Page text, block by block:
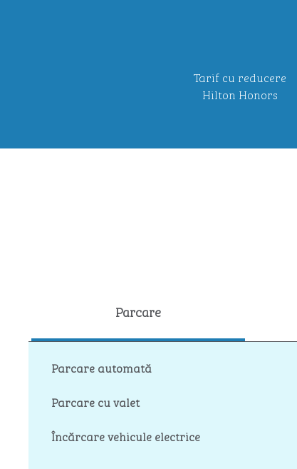
Tarif cu reducere
Hilton Honors
Parcare
Parcare automată
Parcare cu valet
Încărcare vehicule electrice